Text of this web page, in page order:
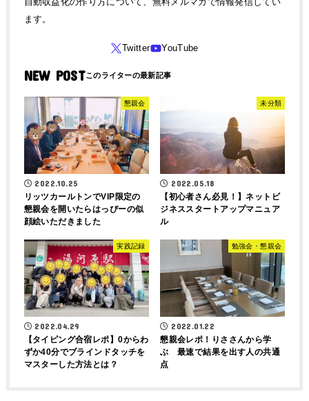
ます。
NEW POST
懇親会
2022.10.25
リッツカールトンでVIP限定の
懇親会を開いたらはっぴーの似
顔絵いただきました
未分類
2022.05.18
【初心者さん必見！】ネットビ
ジネススタートアップマニュア
ル
実践記録
2022.04.29
【タイピング合宿レポ】0からわ
ずか40分でブラインドタッチを
マスターした方法とは？
勉強会・懇親会
2022.01.22
懇親会レポ！りささんから学
ぶ 最速で結果を出す人の共通
点